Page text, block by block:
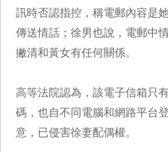
訊時否認指控，稱電郵內容是
傳送情話；徐男也說，電郵中
撇清和黃女有任何關係。
高等法院認為，該電子信箱只
碼，也自不同電腦和網路平台
意，已侵害徐妻配偶權。